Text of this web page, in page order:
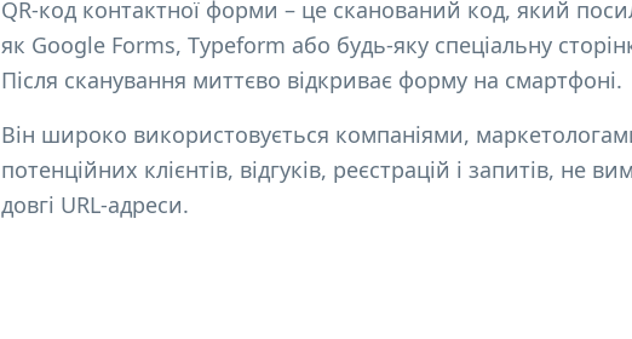
QR-код контактної форми – це сканований код, який
як Google Forms, Typeform або будь-яку спеціальну
Після сканування миттєво відкриває форму на смартфоні.
Він широко використовується компаніями,
потенційних клієнтів, відгуків, реєстрацій і запитів, не
довгі URL-адреси.